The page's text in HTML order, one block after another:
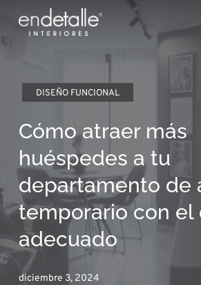
content
DISEÑO FUNCIONAL
Cómo atraer más
huéspedes a tu
departamento de
temporario con el
adecuado
diciembre 3, 2024